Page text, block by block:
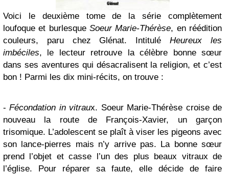
Voici le deuxième tome de la série complètement
loufoque et burlesque Soeur Marie-Thérèse, en réédition
couleurs, paru chez Glénat. IntituléHeureux les
imbéciles, le lecteur retrouve la célèbre bonne sœur
dans ses aventures qui désacralisent la religion, et c’est
bon ! Parmi les dix mini-récits, on trouve :
-Fécondation in vitraux. Soeur Marie-Thérèse croise de
nouveau la route de François-Xavier, un garçon
trisomique. L’adolescent se plaît à viser les pigeons avec
son lance-pierres mais n’y arrive pas. La bonne sœur
prend l’objet et casse l’un des plus beaux vitraux de
l’église. Pour réparer sa faute, elle décide de faire